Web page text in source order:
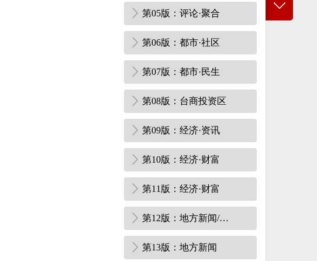
第05版：评论·聚合
第06版：都市·社区
第07版：都市·民生
第08版：台商投资区
第09版：经济·资讯
第10版：经济·财富
第11版：经济·财富
第12版：地方新闻/房产
第13版：地方新闻